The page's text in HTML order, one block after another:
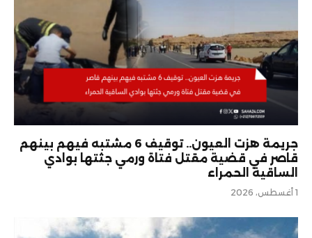
جريمة هزت العيون.. توقيف 6 مشتبه فيهم بينهم
قاصر في قضية مقتل فتاة ورمي جثتها بوادي
الساقية الحمراء
1 أغسطس، 2026